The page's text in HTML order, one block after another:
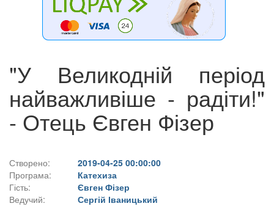
"У Великодній період
найважливіше - радіти!"
- Отець Євген Фізер
Створено:
2019-04-25 00:00:00
Програма:
Катехиза
Гість:
Євген Фізер
Ведучий:
Сергій Іваницький